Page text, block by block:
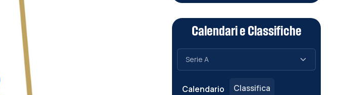
Calendari e Classifiche
Calendario Classifica